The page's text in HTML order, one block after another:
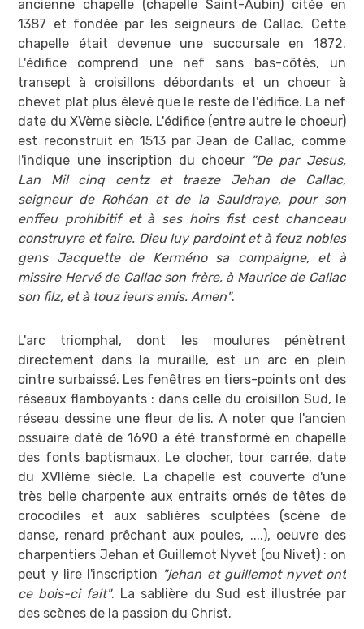
ancienne chapelle (chapelle Saint-Aubin) citée en
1387 et fondée par les seigneurs de Callac. Cette
chapelle était devenue une succursale en 1872.
L'édifice comprend une nef sans bas-côtés, un
transept à croisillons débordants et un choeur à
chevet plat plus élevé que le reste de l'édifice. La nef
date du XVème siècle. L'édifice (entre autre le choeur)
est reconstruit en 1513 par Jean de Callac, comme
l'indique une inscription du choeur "De par Jesus,
Lan Mil cinq centz et traeze Jehan de Callac,
seigneur de Rohéan et de la Sauldraye, pour son
enffeu prohibitif et à ses hoirs fist cest chanceau
construyre et faire. Dieu luy pardoint et à feuz nobles
gens Jacquette de Kerméno sa compaigne, et à
missire Hervé de Callac son frère, à Maurice de Callac
son filz, et à touz ieurs amis. Amen".
L'arc triomphal, dont les moulures pénètrent
directement dans la muraille, est un arc en plein
cintre surbaissé. Les fenêtres en tiers-points ont des
réseaux flamboyants : dans celle du croisillon Sud, le
réseau dessine une fleur de lis. A noter que l'ancien
ossuaire daté de 1690 a été transformé en chapelle
des fonts baptismaux. Le clocher, tour carrée, date
du XVIIème siècle. La chapelle est couverte d'une
très belle charpente aux entraits ornés de têtes de
crocodiles et aux sablières sculptées (scène de
danse, renard prêchant aux poules, ....), oeuvre des
charpentiers Jehan et Guillemot Nyvet (ou Nivet) : on
peut y lire l'inscription "jehan et guillemot nyvet ont
ce bois-ci fait". La sablière du Sud est illustrée par
des scènes de la passion du Christ.